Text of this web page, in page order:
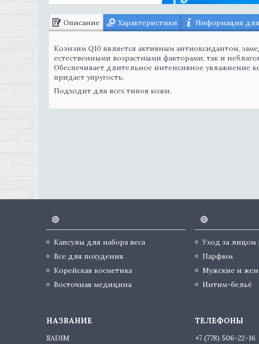
Описание Характеристики Информация для
Коэнзим Q10 является активным антиоксидантом,
естественными возрастными факторами, так и
Обеспечивает длительное интенсивное увлажнение
придает упругость.
Подходит для всех типов кожи.
🔴
Капсулы для набора веса
Все для похудения
Корейская косметика
Восточная медицина
🔴
Уход за лицом
Парфюм
Мужские и
Интим-бельё
SADIM
+7 (778) 506-22-16